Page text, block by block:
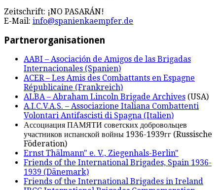
Zeitschrift: ¡NO PASARÁN!
E-Mail: info@spanienkaempfer.de
Partnerorganisationen
AABI – Asociación de Amigos de las Brigadas
Internacionales (Spanien)
ACER – Les Amis des Combattants en Espagne
Républicaine (Frankreich)
ALBA – Abraham Lincoln Brigade Archives (USA)
A.I.C.V.A.S. – Associazione Italiana Combattenti
Volontari Antifascisti di Spagna (Italien)
Ассоциация ПАМЯТИ советских добровольцев
участников испанской войны 1936-1939гг (Russische
Föderation)
Ernst Thälmann" e. V., Ziegenhals-Berlin"
Friends of the International Brigades, Spain 1936-
1939 (Dänemark)
Friends of the International Brigades in Ireland